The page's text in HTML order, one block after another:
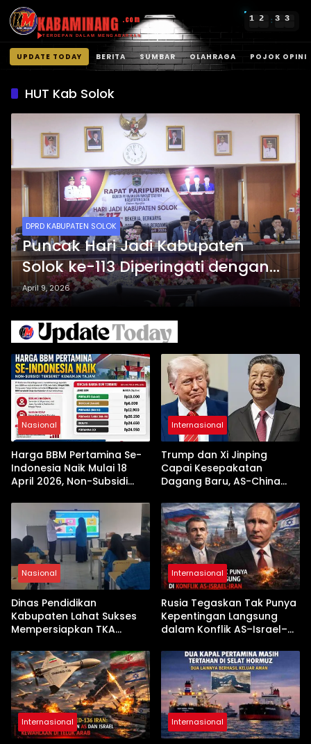
KABAMINANG .com
TERDEPAN DALAM MENGABARKAN
1 2 : 3 3
UPDATE TODAY BERITA SUMBAR OLAHRAGA POJOK OPINI
HUT Kab Solok
DPRD KABUPATEN SOLOK
Puncak Hari Jadi Kabupaten
Solok ke-113 Diperingati dengan
Rapat Paripurna
April 9, 2026
Nasional
Harga BBM Pertamina Se-
Indonesia Naik Mulai 18
April 2026, Non-Subsidi
Internasional
Trump dan Xi Jinping
Capai Kesepakatan
Dagang Baru, AS-China
Jelang Kunjungan Beijing
Nasional
Dinas Pendidikan
Kabupaten Lahat Sukses
Mempersiapkan TKA
Pembekalan Latihan Soal
Tanpa Internet
Internasional
Rusia Tegaskan Tak Punya
Kepentingan Langsung
dalam Konflik AS–Israel–
Internasional Internasional